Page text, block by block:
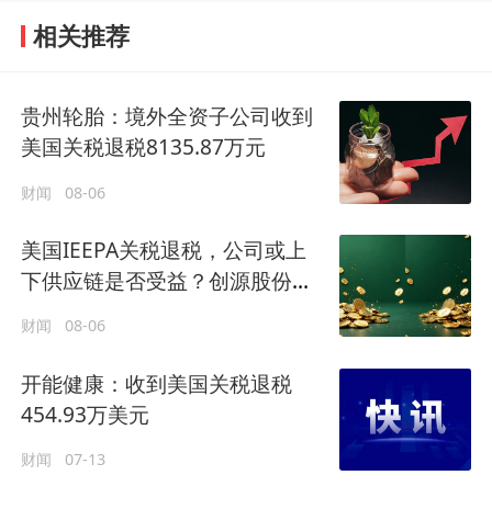
相关推荐
贵州轮胎：境外全资子公司收到
美国关税退税8135.87万元
财闻 08-06
美国IEEPA关税退税，公司或上
下供应链是否受益？创源股份回
财闻 08-06
开能健康：收到美国关税退税
454.93万美元
财闻 07-13